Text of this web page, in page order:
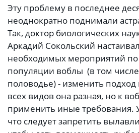
Эту проблему в последнее
неоднократно поднимали
Так, доктор биологических
Аркадий Сокольский
необходимых мероприятий
популяции воблы (в том
половодье) - изменить
всех видов она разная, но к
применить иные требования.
что следует запретить